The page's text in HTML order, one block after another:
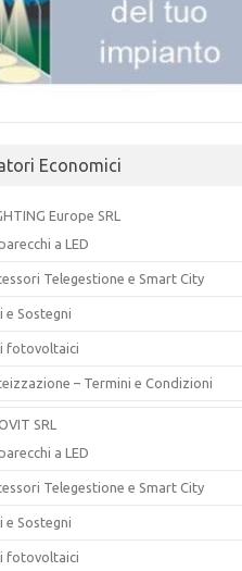
Economici
Europe SRL
a LED
Telegestione e Smart City
e Sostegni
fotovoltaici
– Termini e Condizioni
SRL
a LED
Telegestione e Smart City
e Sostegni
fotovoltaici